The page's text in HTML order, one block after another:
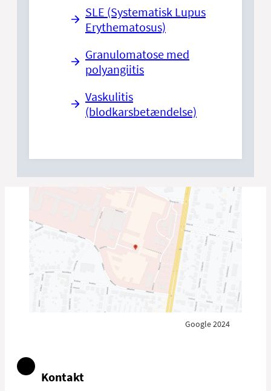
SLE (Systematisk Lupus
Erythematosus)
Granulomatose med
polyangiitis
Vaskulitis
(blodkarsbetændelse)
Google 2024
Kontakt